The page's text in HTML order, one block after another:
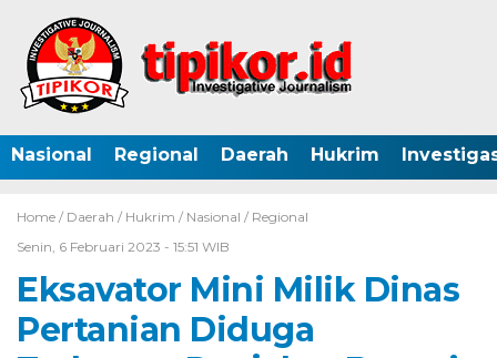
Nasional Regional Daerah Hukrim
Home / Daerah / Hukrim / Nasional / Regional
Senin, 6 Februari 2023 - 15:51 WIB
Eksavator Mini Milik Dinas
Pertanian Diduga